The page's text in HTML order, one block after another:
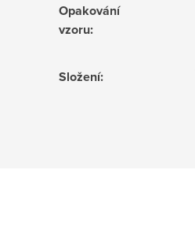
Opakování
vzoru:
Složení: